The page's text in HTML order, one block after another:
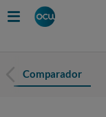
Comparador